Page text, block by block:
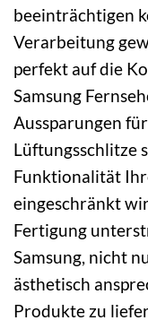
beeinträchtigen
Verarbeitung
perfekt auf die
Samsung
Aussparungen
Lüftungsschlitze
Funktionalität
eingeschränkt
Fertigung
Samsung, nicht
ästhetisch
Produkte zu